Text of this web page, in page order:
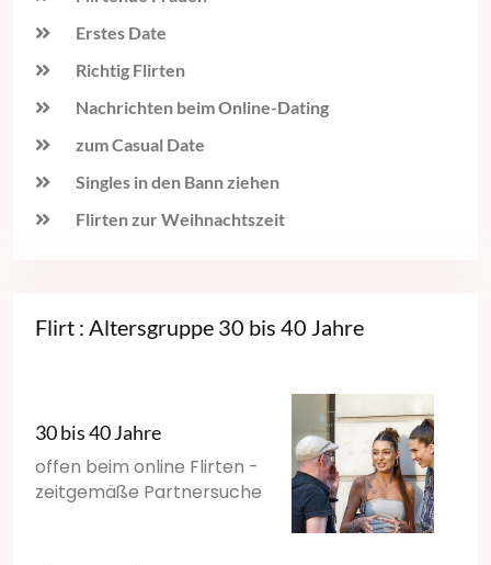
Erstes Date
Richtig Flirten
Nachrichten beim Online-Dating
zum Casual Date
Singles in den Bann ziehen
Flirten zur Weihnachtszeit
Flirt : Altersgruppe 30 bis 40 Jahre
30 bis 40 Jahre
offen beim online Flirten -
zeitgemäße Partnersuche